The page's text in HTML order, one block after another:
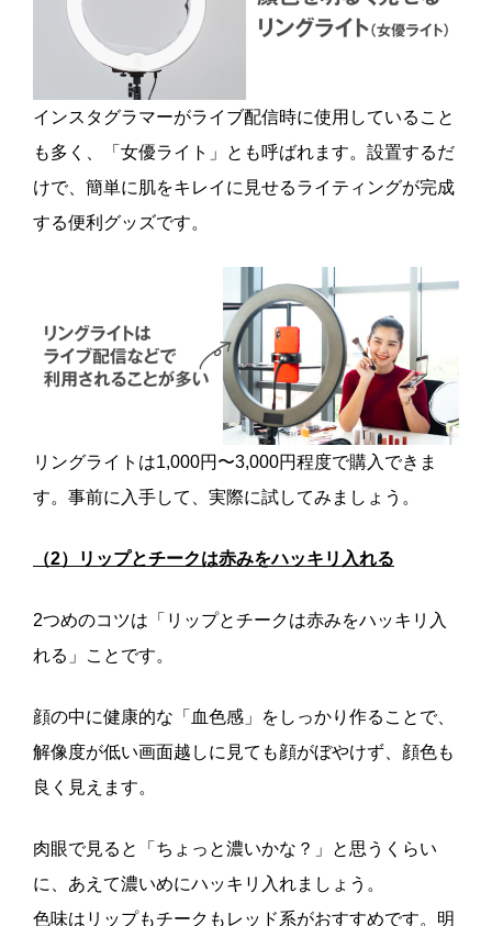
インスタグラマーがライブ配信時に使用していること
も多く、「女優ライト」とも呼ばれます。設置するだ
けで、簡単に肌をキレイに見せるライティングが完成
する便利グッズです。
リングライトは1,000円〜3,000円程度で購入できま
す。事前に入手して、実際に試してみましょう。
（2）リップとチークは赤みをハッキリ入れる
2つめのコツは「リップとチークは赤みをハッキリ入
れる」ことです。
顔の中に健康的な「血色感」をしっかり作ることで、
解像度が低い画面越しに見ても顔がぼやけず、顔色も
良く見えます。
肉眼で見ると「ちょっと濃いかな？」と思うくらい
に、あえて濃いめにハッキリ入れましょう。
色味はリップもチークもレッド系がおすすめです。明